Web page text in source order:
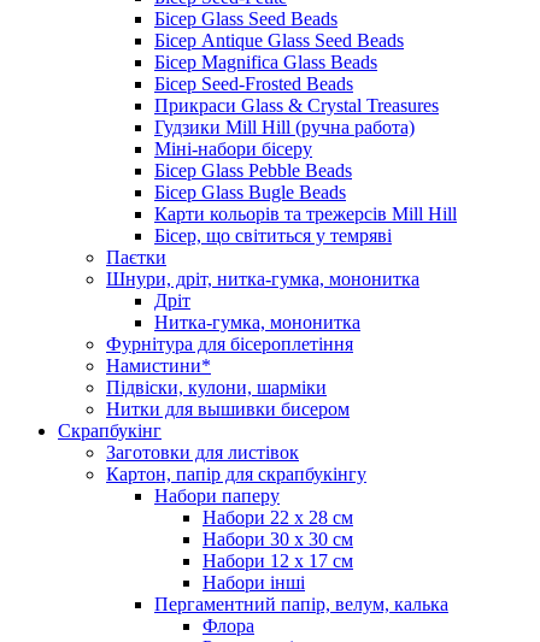
Бісер Glass Seed Beads
Бісер Antique Glass Seed Beads
Бісер Magnifica Glass Beads
Бісер Seed-Frosted Beads
Прикраси Glass & Crystal Treasures
Гудзики Mill Hill (ручна работа)
Міні-набори бісеру
Бісер Glass Pebble Beads
Бісер Glass Bugle Beads
Карти кольорів та трежерсів Mill Hill
Бісер, що світиться у темряві
Паєтки
Шнури, дріт, нитка-гумка, мононитка
Дріт
Нитка-гумка, мононитка
Фурнітура для бісероплетіння
Намистини*
Підвіски, кулони, шарміки
Нитки для вышивки бисером
Скрапбукінг
Заготовки для листівок
Картон, папір для скрапбукінгу
Набори паперу
Набори 22 х 28 см
Набори 30 х 30 см
Набори 12 х 17 см
Набори інші
Пергаментний папір, велум, калька
Флора